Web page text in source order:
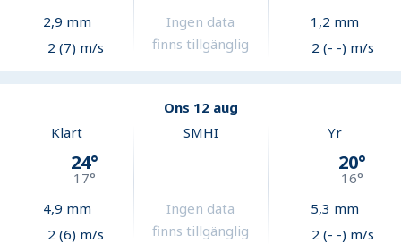
2,9 mm
2 (7) m/s
Ingen data
finns tillgänglig
1,2 mm
2 (- -) m/s
Ons 12 aug
Klart
24°
17°
4,9 mm
2 (6) m/s
SMHI
Ingen data
finns tillgänglig
Yr
20°
16°
5,3 mm
2 (- -) m/s